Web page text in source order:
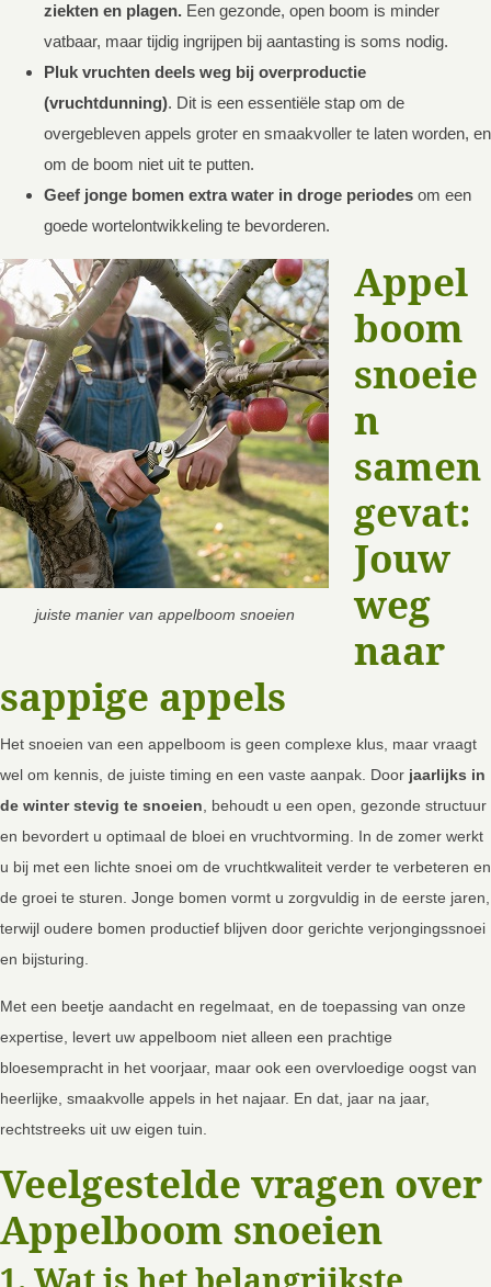
ziekten en plagen. Een gezonde, open boom is minder
vatbaar, maar tijdig ingrijpen bij aantasting is soms nodig.
Pluk vruchten deels weg bij overproductie
(vruchtdunning). Dit is een essentiële stap om de
overgebleven appels groter en smaakvoller te laten worden, en
om de boom niet uit te putten.
Geef jonge bomen extra water in droge periodes om een
goede wortelontwikkeling te bevorderen.
juiste manier van appelboom snoeien
Appel
boom
snoeie
n
samen
gevat:
Jouw
weg
naar
sappige appels
Het snoeien van een appelboom is geen complexe klus, maar vraagt
wel om kennis, de juiste timing en een vaste aanpak. Door jaarlijks in
de winter stevig te snoeien , behoudt u een open, gezonde structuur
en bevordert u optimaal de bloei en vruchtvorming. In de zomer werkt
u bij met een lichte snoei om de vruchtkwaliteit verder te verbeteren en
de groei te sturen. Jonge bomen vormt u zorgvuldig in de eerste jaren,
terwijl oudere bomen productief blijven door gerichte verjongingssnoei
en bijsturing.
Met een beetje aandacht en regelmaat, en de toepassing van onze
expertise, levert uw appelboom niet alleen een prachtige
bloesempracht in het voorjaar, maar ook een overvloedige oogst van
heerlijke, smaakvolle appels in het najaar. En dat, jaar na jaar,
rechtstreeks uit uw eigen tuin.
Veelgestelde vragen over
Appelboom snoeien